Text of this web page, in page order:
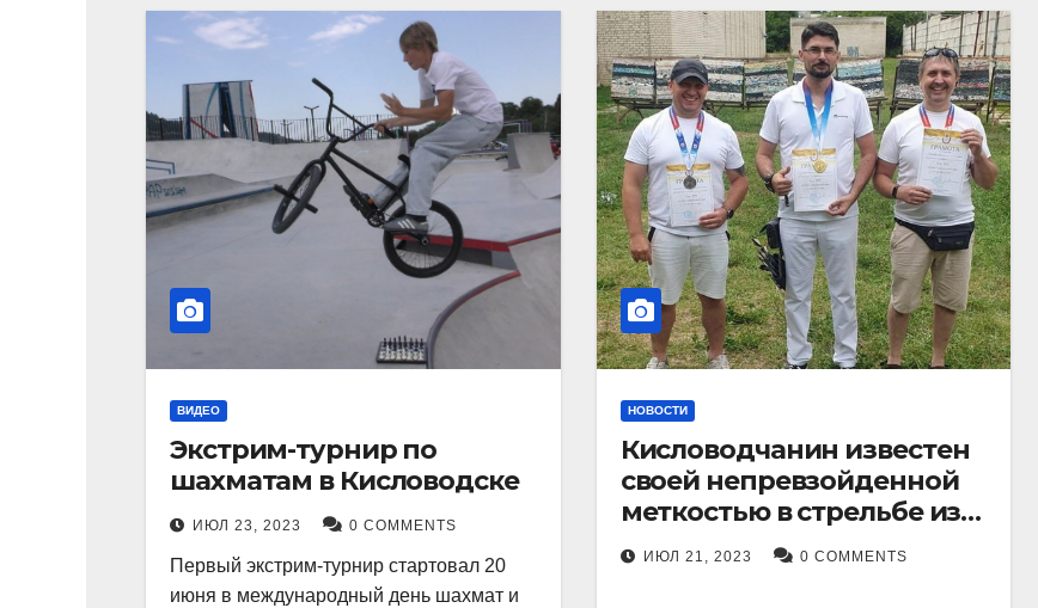
ВИДЕО
Экстрим-турнир по
шахматам в Кисловодске
ИЮЛ 23, 2023 0 COMMENTS
Первый экстрим-турнир стартовал 20
июня в международный день шахмат и
НОВОСТИ
Кисловодчанин известен
своей непревзойденной
меткостью в стрельбе из
лука, и его успехи
прославили его в
ИЮЛ 21, 2023 0 COMMENTS